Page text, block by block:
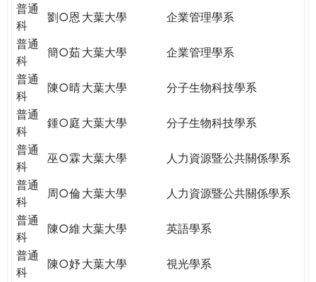
普通
科
劉○恩 大葉大學
企業管理學系
普通
科
簡○茹大葉大學
企業管理學系
普通
科
陳○晴大葉大學
分子生物科技學系
普通
科
鍾○庭 大葉大學
分子生物科技學系
普通
科
巫○霖 大葉大學
人力資源暨公共關係學系
普通
科
周○倫 大葉大學
人力資源暨公共關係學系
普通
科
陳○維 大葉大學
英語學系
普通
科
陳○妤大葉大學
視光學系